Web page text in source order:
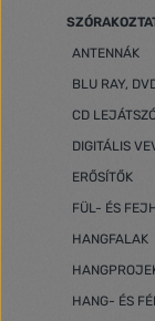
ANTENNÁK
BLU RAY,
CD
DIGITÁLIS
ERŐSÍTŐK
FÜL- ÉS
HANGFALAK
HANG- ÉS